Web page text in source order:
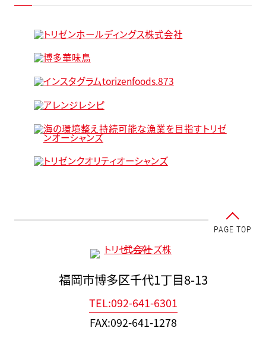
PAGE TOP
福岡市博多区千代1丁目8-13
TEL:092-641-6301
FAX:092-641-1278